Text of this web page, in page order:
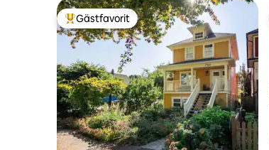
Populär gästfavorit
Gästfavorit